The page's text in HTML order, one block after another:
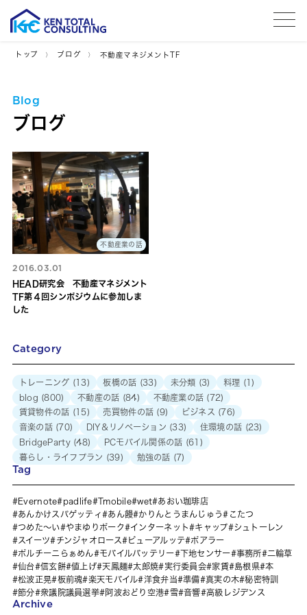
トップ ブログ 不動産マネジメントTF
Blog
ブログ
不動産業の話
2016.03.01
HEAD研究会 不動産マネジメント
TF第４回シンポジウムに参加しま
した
Category
トレーニング (13) 板橋の話 (33) 未分類 (3) 料理 (1)
blog (800) 不動産の話 (84) 不動産業の話 (72)
賃貸物件の話 (15) 売買物件の話 (9) ビジネス (76)
音楽の話(70) DIY＆リノベーション (33) 住環境の話 (23)
BridgeParty(48) PCモバイル関係の話 (61)
暮らし・ライフプラン (39) 勉強の話 (7)
Tag
Evernote padlife Tmobile wet
あおい珈琲店
あんかけスパゲッティ
あん饅 かりんとうまんじゅう
こたつ
つめた～い
やまゆりポーク インターネット キャップ
シュトーレン
スイーツ
チンジャオロース ビューアルッテ
ポアラー
ポルチーニらぁめん
モバイルバッテリー 下地センサー 事務所
二輪草
仙台
信玄餅 値上げ 天鳳麺 太郎焼 実行委員会 家賃 島根県
本
松波正晃
板前魂 楽天モバイル 洋食弁当 準備 真実の木
秘密特訓
節分
衆議院議員選挙 阿波おどり空港 雪 音響 高級レジデンス
Archive